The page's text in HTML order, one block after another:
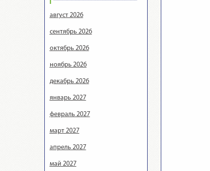
август 2026
сентябрь 2026
октябрь 2026
ноябрь 2026
декабрь 2026
январь 2027
февраль 2027
март 2027
апрель 2027
май 2027